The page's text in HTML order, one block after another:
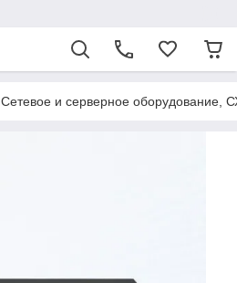
Сетевое и серверное оборудование,